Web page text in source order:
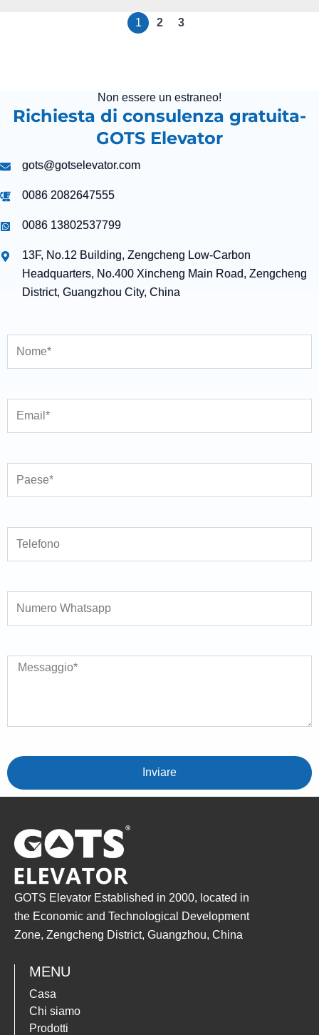
1 2 3
Non essere un estraneo!
Richiesta di consulenza gratuita-
GOTS Elevator
gots@gotselevator.com
0086 2082647555
0086 13802537799
13F, No.12 Building, Zengcheng Low-Carbon
Headquarters, No.400 Xincheng Main Road, Zengcheng
District, Guangzhou City, China
Inviare
GOTS Elevator Established in 2000, located in
the Economic and Technological Development
Zone, Zengcheng District, Guangzhou, China
MENU
Casa
Chi siamo
Prodotti